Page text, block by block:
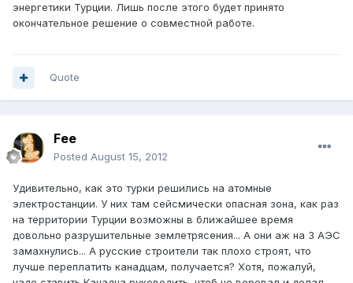
энергетики Турции. Лишь после этого будет принято
окончательное решение о совместной работе.
Quote
Fee
Posted August 15, 2012
Удивительно, как это турки решились на атомные
электростанции. У них там сейсмически опасная зона, как раз
на территории Турции возможны в ближайшее время
довольно разрушительные землетрясения... А они аж на 3 АЭС
замахнулись... А русские строители так плохо строят, что
лучше переплатить канадцам, получается? Хотя, пожалуй,